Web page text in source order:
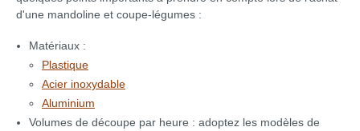
d'une mandoline et coupe-légumes :
Matériaux :
Plastique
Acier inoxydable
Aluminium
Volumes de découpe par heure : adoptez les modèles de